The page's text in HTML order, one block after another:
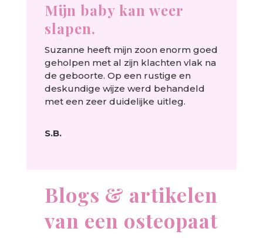
Mijn baby kan weer
slapen.
Suzanne heeft mijn zoon enorm goed
geholpen met al zijn klachten vlak na
de geboorte. Op een rustige en
deskundige wijze werd behandeld
met een zeer duidelijke uitleg.
S.B.
Blogs & artikelen
van een osteopaat